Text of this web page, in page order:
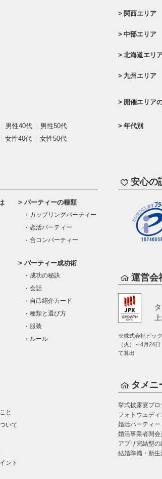
男性40代
男性50代
女性40代 女性50代
関西エリア
中部エリア
北海道エリ
九州エリア
開催エリア
年代別
パーティーの種類
カップリングパーティー
恋活パーティー
合コンパーティー
パーティー成功術
成功の秘訣
会話
自己紹介カード
種類と選び方
服装
ルール
と
いて
ント
安心の
運営会
※株式会社ビッ
（火）～4月24
て算出
タメニ
挙式披露宴プ
フォトウェデ
婚活パーティ
婚活事業者間
アプリ完結型
結婚準備・新